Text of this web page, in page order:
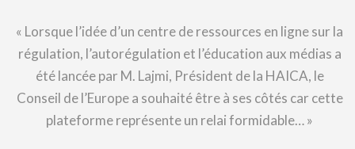
« Lorsque l’idée d’un centre de ressources en ligne sur la
régulation, l’autorégulation et l’éducation aux médias a
été lancée par M. Lajmi, Président de la HAICA, le
Conseil de l’Europe a souhaité être à ses côtés car cette
plateforme représente un relai formidable… »